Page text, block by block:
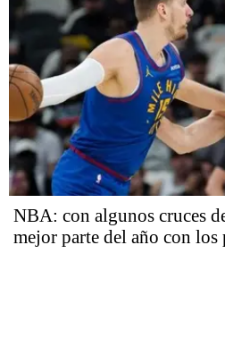
NBA: con algunos cruces
mejor parte del año con